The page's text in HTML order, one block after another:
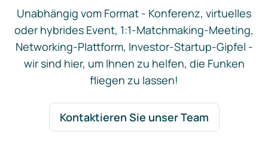
Unabhängig vom Format - Konferenz, virtuelles
oder hybrides Event, 1:1-Matchmaking-Meeting,
Networking-Plattform, Investor-Startup-Gipfel -
wir sind hier, um Ihnen zu helfen, die Funken
fliegen zu lassen!
Kontaktieren Sie unser Team